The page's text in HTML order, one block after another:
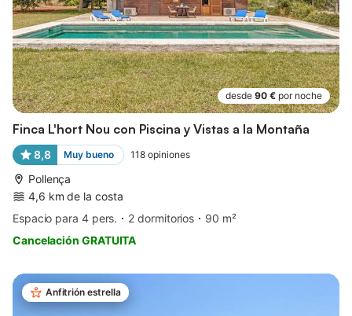
desde 90 € por noche
Finca L'hort Nou con Piscina y Vistas a la Montaña
8,8 Muy bueno 118 opiniones
Pollença
4,6 km de la costa
Espacio para 4 pers.
2 dormitorios
90 m²
Cancelación GRATUITA
Anfitrión estrella